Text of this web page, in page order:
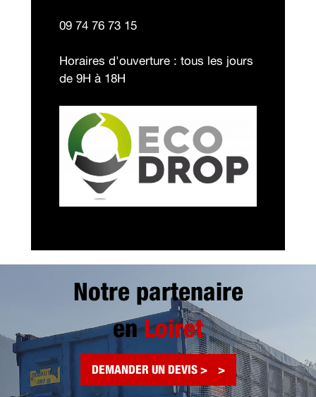
09 74 76 73 15
Horaires d'ouverture : tous les jours
de 9H à 18H
Notre partenaire
enLoiret
DEMANDER UN DEVIS >